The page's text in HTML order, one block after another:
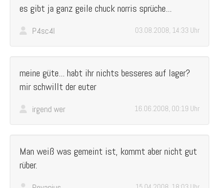
es gibt ja ganz geile chuck norris sprüche...
P4sc4l 03.08.2008, 14:33 Uhr
meine güte... habt ihr nichts besseres auf lager?
mir schwillt der euter
irgend wer 16.06.2008, 00:19 Uhr
Man weiß was gemeint ist, kommt aber nicht gut
rüber.